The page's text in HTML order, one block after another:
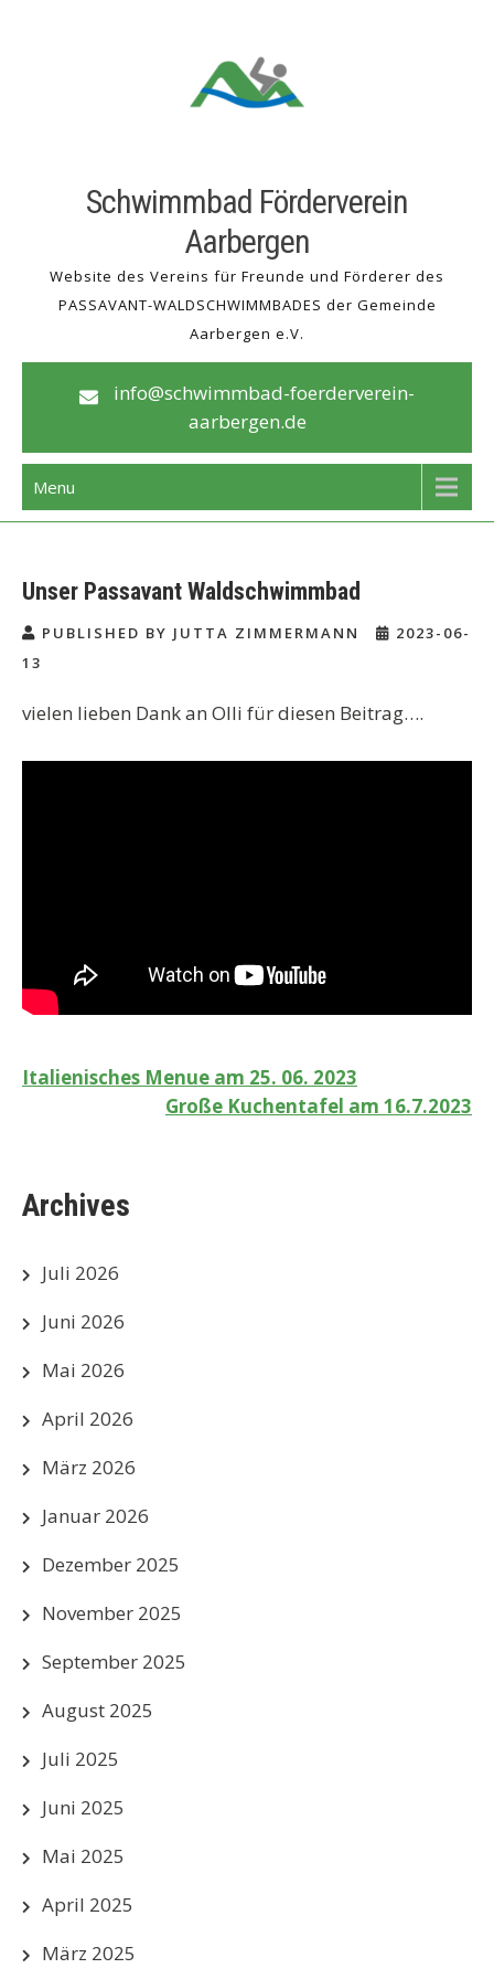
Schwimmbad Förderverein
Aarbergen
Website des Vereins für Freunde und Förderer des
PASSAVANT-WALDSCHWIMMBADES der Gemeinde
Aarbergen e.V.
info@schwimmbad-foerderverein-
aarbergen.de
Menu
Unser Passavant Waldschwimmbad
PUBLISHED BY JUTTA ZIMMERMANN
2023-06-
13
vielen lieben Dank an Olli für diesen Beitrag….
Beitragsnavigation
Italienisches Menue am 25. 06. 2023
Große Kuchentafel am 16.7.2023
Archives
Juli 2026
Juni 2026
Mai 2026
April 2026
März 2026
Januar 2026
Dezember 2025
November 2025
September 2025
August 2025
Juli 2025
Juni 2025
Mai 2025
April 2025
März 2025